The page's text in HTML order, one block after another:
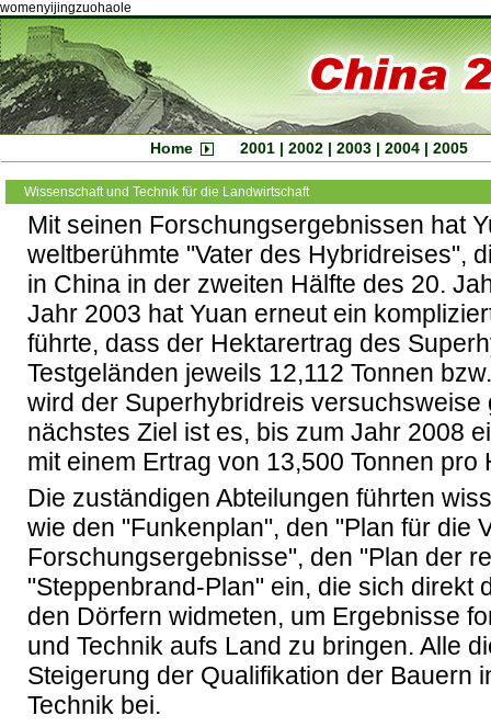
womenyijingzuohaole
Home 2001 | 2002 | 2003 | 2004 | 2005
Wissenschaft und Technik für die Landwirtschaft
Mit seinen Forschungsergebnissen hat
weltberühmte "Vater des Hybridreises",
in China in der zweiten Hälfte des 20.
Jahr 2003 hat Yuan erneut ein
führte, dass der Hektarertrag des
Testgeländen jeweils 12,112 Tonnen
wird der Superhybridreis
nächstes Ziel ist es, bis zum Jahr 2008
mit einem Ertrag von 13,500 Tonnen pro
Die zuständigen Abteilungen führten
wie den "Funkenplan", den "Plan für die
Forschungsergebnisse", den "Plan der
"Steppenbrand-Plan" ein, die sich direkt
den Dörfern widmeten, um Ergebnisse
und Technik aufs Land zu bringen. Alle
Steigerung der Qualifikation der Bauern
Technik bei.